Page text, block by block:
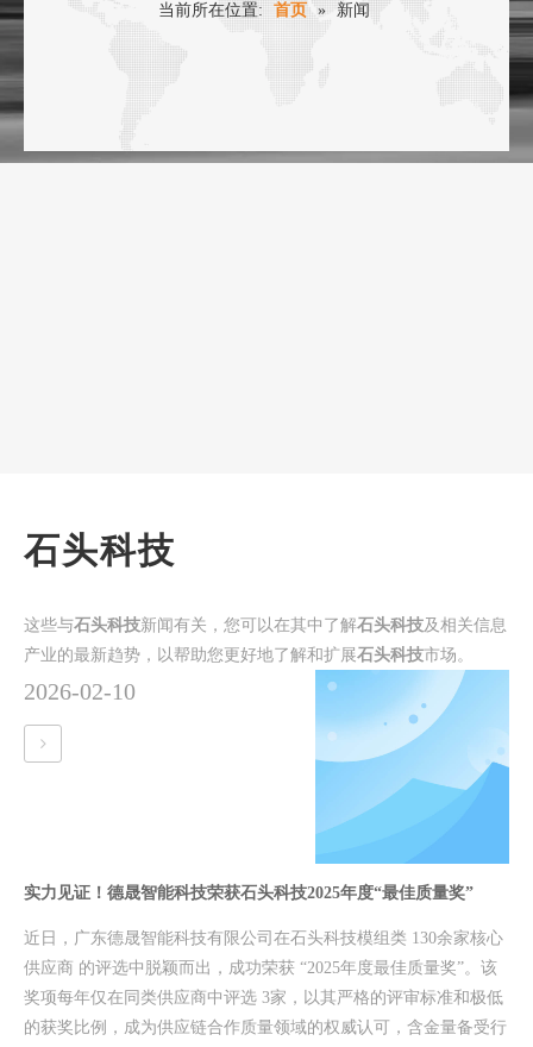
当前所在位置: 首页 » 新闻
石头科技
这些与石头科技新闻有关，您可以在其中了解石头科技及相关信息
产业的最新趋势，以帮助您更好地了解和扩展石头科技市场。
2026-02-10
实力见证！德晟智能科技荣获石头科技2025年度“最佳质量奖”
近日，广东德晟智能科技有限公司在石头科技模组类 130余家核心
供应商 的评选中脱颖而出，成功荣获 “2025年度最佳质量奖”。该
奖项每年仅在同类供应商中评选 3家，以其严格的评审标准和极低
的获奖比例，成为供应链合作质量领域的权威认可，含金量备受行